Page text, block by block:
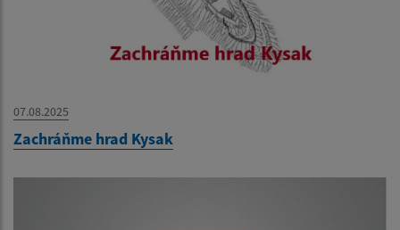
07.08.2025
Zachráňme hrad Kysak